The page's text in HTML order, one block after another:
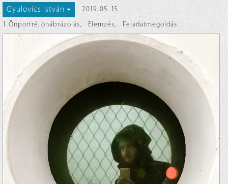
Gyulovics István
2019. 05. 15.
1. Önportré, önábrázolás, Elemzés, Feladatmegoldás